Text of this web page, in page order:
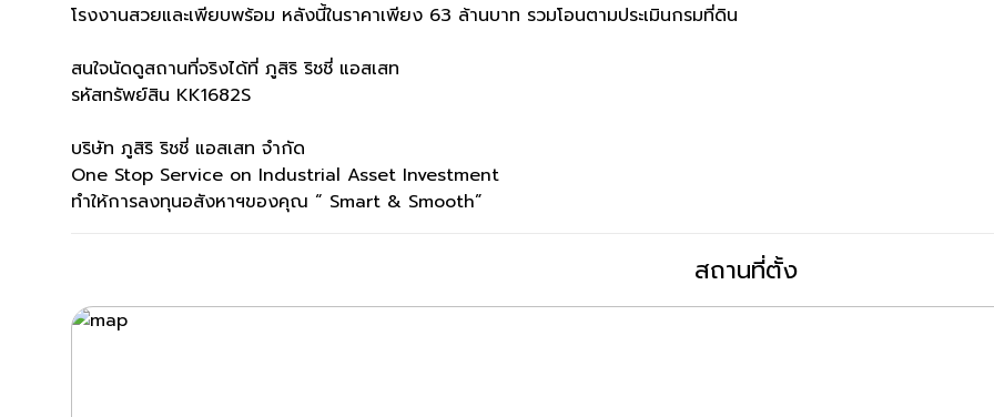
โรงงานสวยและเพียบพร้อม หลังนี้ในราคาเพียง 63 ล้านบาท รวมโอนตามประเมินกรมที่ดิน
สนใจนัดดูสถานที่จริงได้ที่ ภูสิริ ริชชี่ แอสเสท
รหัสทรัพย์สิน KK1682S
บริษัท ภูสิริ ริชชี่ แอสเสท จำกัด
One Stop Service on Industrial Asset Investment
ทำให้การลงทุนอสังหาฯของคุณ “ Smart & Smooth”
สถานที่ตั้ง